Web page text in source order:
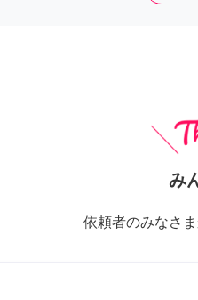
み
依頼者のみなさ